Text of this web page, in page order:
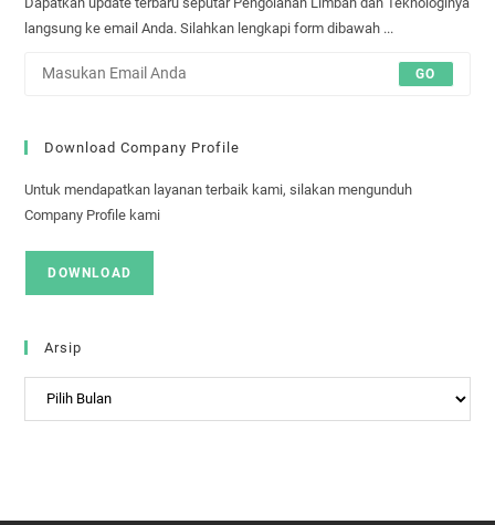
langsung ke email Anda. Silahkan lengkapi form dibawah ...
GO
Download Company Profile
Untuk mendapatkan layanan terbaik kami, silakan mengunduh
Company Profile kami
DOWNLOAD
Arsip
Arsip